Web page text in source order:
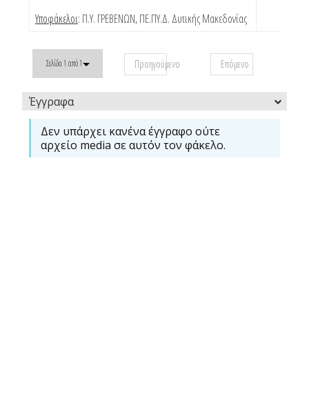
Υποφάκελοι: Π.Υ. ΓΡΕΒΕΝΩΝ,ΠΕ.ΠΥ.Δ. Δυτικής Μακεδονίας
Σελίδα 1 από 1 Προηγούμενο Επόμενο
Έγγραφα
Δεν υπάρχει κανένα έγγραφο ούτε
αρχείο media σε αυτόν τον φάκελο.